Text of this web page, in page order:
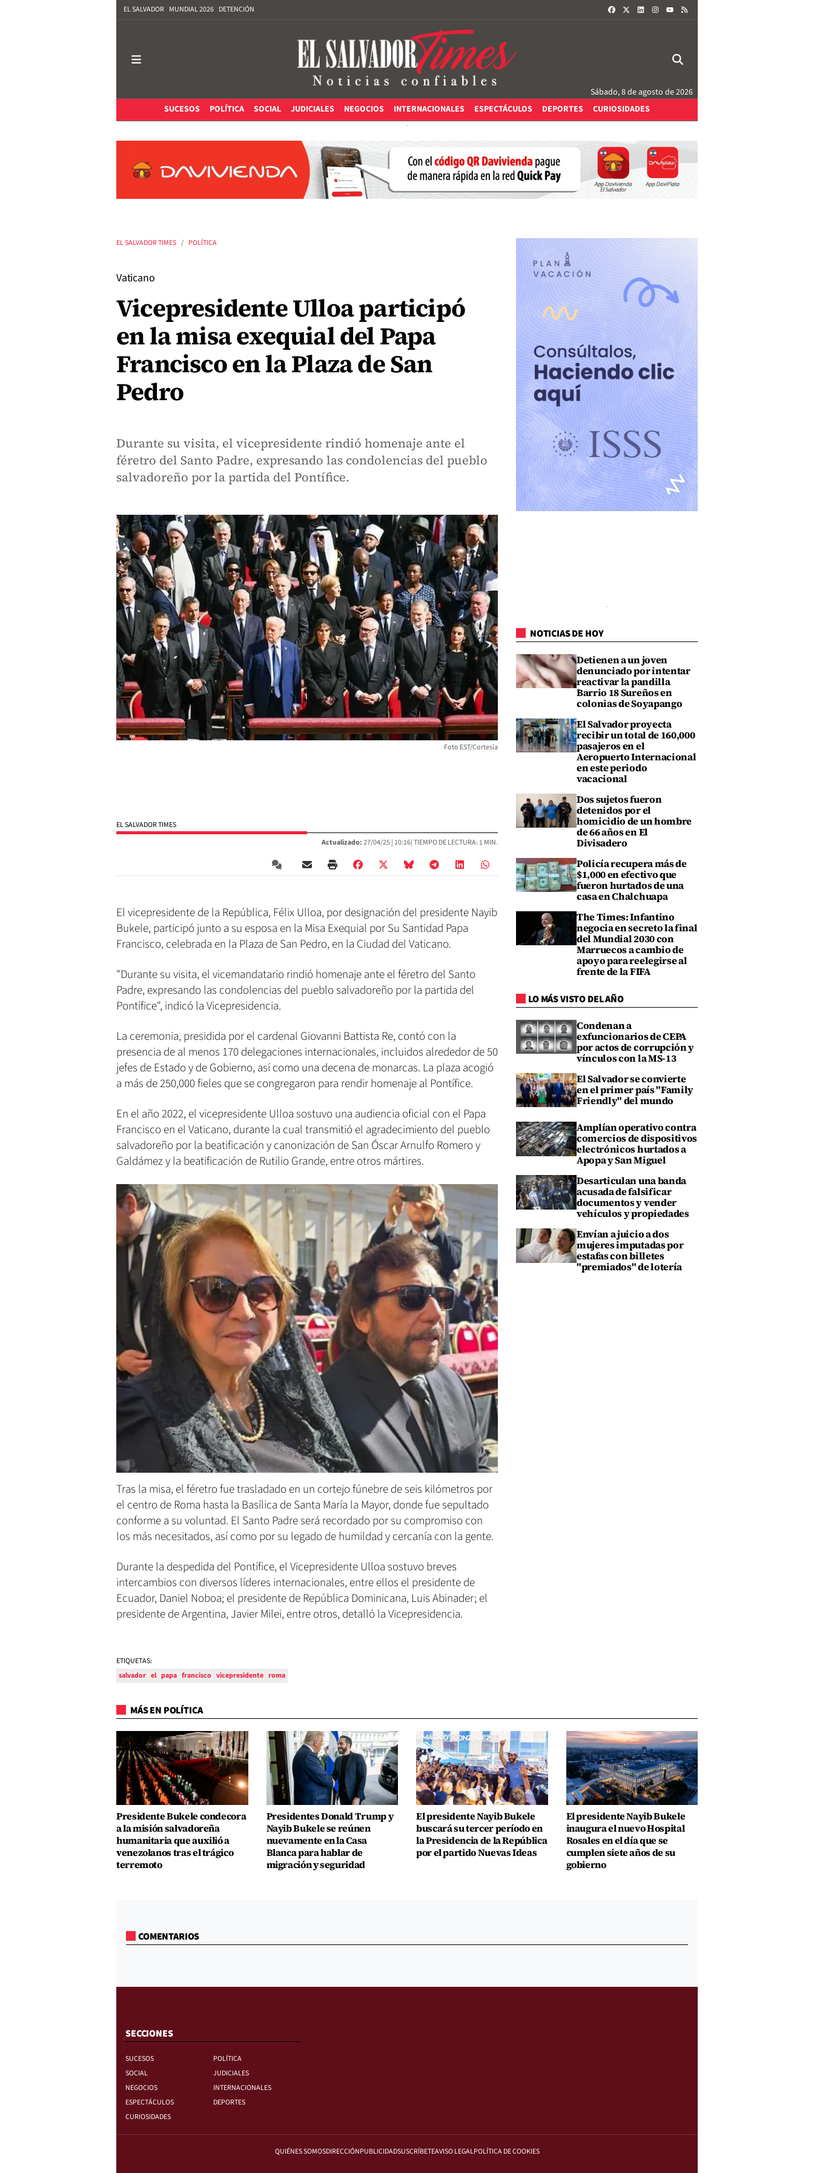
EL SALVADOR MUNDIAL 2026 DETENCIÓN FACEBOOKLINKEDININSTAGRAM
Sábado, 8 de agosto de 2026
SUCESOS
POLÍTICA SOCIAL JUDICIALES NEGOCIOS INTERNACIONALES ESPECTÁCULOS DEPORTES CURIOSIDADES
EL SALVADOR TIMES POLÍTICA
Vaticano
Vicepresidente Ulloa participó
en la misa exequial del Papa
Francisco en la Plaza de San
Pedro
Durante su visita, el vicepresidente rindió homenaje ante el
féretro del Santo Padre, expresando las condolencias del pueblo
salvadoreño por la partida del Pontífice.
Foto EST/Cortesía
EL SALVADOR TIMES
Actualizado:27/04/25 | 10:16| TIEMPO DE LECTURA: 1 MIN.
El vicepresidente de la República, Félix Ulloa, por designación del presidente Nayib
Bukele, participó junto a su esposa en la Misa Exequial por Su Santidad Papa
Francisco, celebrada en la Plaza de San Pedro, en la Ciudad del Vaticano.
"Durante su visita, el vicemandatario rindió homenaje ante el féretro del Santo
Padre, expresando las condolencias del pueblo salvadoreño por la partida del
Pontífice", indicó la Vicepresidencia.
La ceremonia, presidida por el cardenal Giovanni Battista Re, contó con la
presencia de al menos 170 delegaciones internacionales, incluidos alrededor de 50
jefes de Estado y de Gobierno, así como una decena de monarcas. La plaza acogió
a más de 250,000 fieles que se congregaron para rendir homenaje al Pontífice.
En el año 2022, el vicepresidente Ulloa sostuvo una audiencia oficial con el Papa
Francisco en el Vaticano, durante la cual transmitió el agradecimiento del pueblo
salvadoreño por la beatificación y canonización de San Óscar Arnulfo Romero y
Galdámez y la beatificación de Rutilio Grande, entre otros mártires.
Tras la misa, el féretro fue trasladado en un cortejo fúnebre de seis kilómetros por
el centro de Roma hasta la Basílica de Santa María la Mayor, donde fue sepultado
conforme a su voluntad. El Santo Padre será recordado por su compromiso con
los más necesitados, así como por su legado de humildad y cercanía con la gente.
Durante la despedida del Pontífice, el Vicepresidente Ulloa sostuvo breves
intercambios con diversos líderes internacionales, entre ellos el presidente de
Ecuador, Daniel Noboa; el presidente de República Dominicana, Luis Abinader; el
presidente de Argentina, Javier Milei, entre otros, detalló la Vicepresidencia.
ETIQUETAS:
salvador el papa francisco vicepresidente roma
NOTICIAS DE HOY
Detienen a un joven
denunciado por intentar
reactivar la pandilla
Barrio 18 Sureños en
colonias de Soyapango
El Salvador proyecta
recibir un total de 160,000
pasajeros en el
Aeropuerto Internacional
en este periodo
vacacional
Dos sujetos fueron
detenidos por el
homicidio de un hombre
de 66 años en El
Divisadero
Policía recupera más de
$1,000 en efectivo que
fueron hurtados de una
casa en Chalchuapa
The Times: Infantino
negocia en secreto la final
del Mundial 2030 con
Marruecos a cambio de
apoyo para reelegirse al
frente de la FIFA
LO MÁS VISTO DEL AÑO
Condenan a
exfuncionarios de CEPA
por actos de corrupción y
vínculos con la MS-13
El Salvador se convierte
en el primer país "Family
Friendly" del mundo
Amplían operativo contra
comercios de dispositivos
electrónicos hurtados a
Apopa y San Miguel
Desarticulan una banda
acusada de falsificar
documentos y vender
vehículos y propiedades
Envían a juicio a dos
mujeres imputadas por
estafas con billetes
"premiados" de lotería
MÁS EN POLÍTICA
Presidente Bukele condecora
a la misión salvadoreña
humanitaria que auxilió a
venezolanos tras el trágico
terremoto
Presidentes Donald Trump y
Nayib Bukele se reúnen
nuevamente en la Casa
Blanca para hablar de
migración y seguridad
El presidente Nayib Bukele
buscará su tercer período en
la Presidencia de la República
por el partido Nuevas Ideas
El presidente Nayib Bukele
inaugura el nuevo Hospital
Rosales en el día que se
cumplen siete años de su
gobierno
COMENTARIOS
SECCIONES
SUCESOS
POLÍTICA
SOCIAL
JUDICIALES
NEGOCIOS
INTERNACIONALES
ESPECTÁCULOS
DEPORTES
CURIOSIDADES
QUIÉNES SOMOSDIRECCIÓNPUBLICIDADSUSCRÍBETEAVISO LEGALPOLÍTICA DE COOKIES